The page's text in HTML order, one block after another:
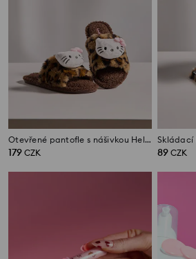
Otevřené pantofle s nášivkou Hello Kitty
179 CZK 89 CZK